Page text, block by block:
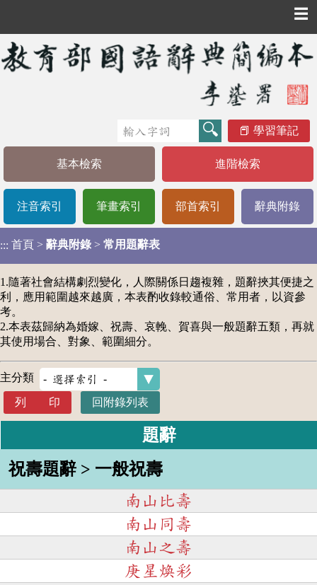
☰
學習筆記
基本檢索 進階檢索
注音索引 筆畫索引 部首索引 辭典附錄
::: 首頁 > 辭典附錄 > 常用題辭表
1.隨著社會結構劇烈變化，人際關係日趨複雜，題辭挾其便捷之
利，應用範圍越來越廣，本表酌收錄較通俗、常用者，以資參
考。
2.本表茲歸納為婚嫁、祝壽、哀輓、賀喜與一般題辭五類，再就
其使用場合、對象、範圍細分。
主分類
列 印 回附錄列表
題辭
祝壽題辭 > 一般祝壽
南山比壽
南山同壽
南山之壽
庚星煥彩